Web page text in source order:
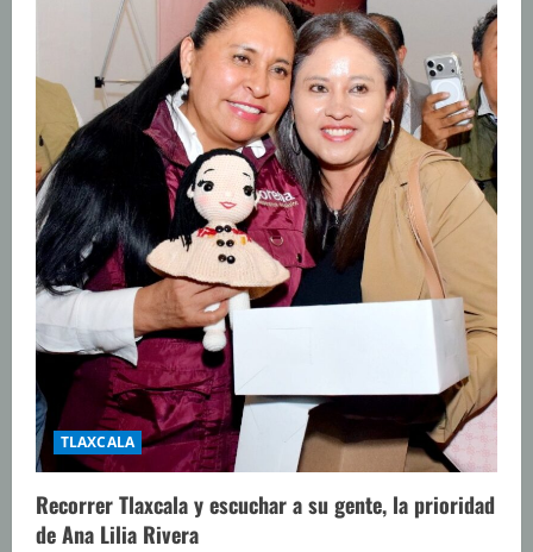
TLAXCALA
Recorrer Tlaxcala y escuchar a su gente, la prioridad
de Ana Lilia Rivera